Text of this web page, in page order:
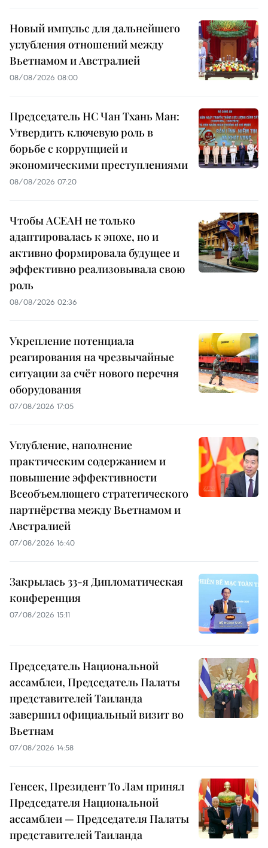
Новый импульс для дальнейшего
углубления отношений между
Вьетнамом и Австралией
08/08/2026 08:00
Председатель НС Чан Тхань Ман:
Утвердить ключевую роль в
борьбе с коррупцией и
экономическими преступлениями
08/08/2026 07:20
Чтобы АСЕАН не только
адаптировалась к эпохе, но и
активно формировала будущее и
эффективно реализовывала свою
роль
08/08/2026 02:36
Укрепление потенциала
реагирования на чрезвычайные
ситуации за счёт нового перечня
оборудования
07/08/2026 17:05
Углубление, наполнение
практическим содержанием и
повышение эффективности
Всеобъемлющего стратегического
партнёрства между Вьетнамом и
Австралией
07/08/2026 16:40
Закрылась 33-я Дипломатическая
конференция
07/08/2026 15:11
Председатель Национальной
ассамблеи, Председатель Палаты
представителей Таиланда
завершил официальный визит во
Вьетнам
07/08/2026 14:58
Генсек, Президент То Лам принял
Председателя Национальной
ассамблеи — Председателя Палаты
представителей Таиланда